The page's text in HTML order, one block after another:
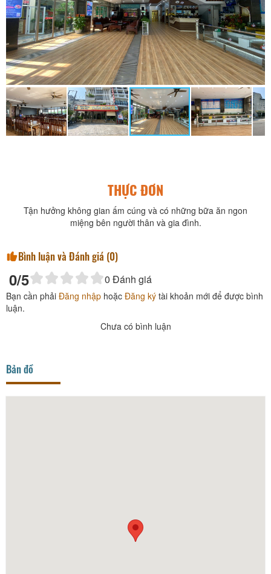
THỰC ĐƠN
Tận hưởng không gian ấm cúng và có những bữa ăn ngon
miệng bên người thân và gia đình.
Bình luận và Đánh giá (0)
0/5 0 Đánh giá
Bạn cần phải Đăng nhập hoặc Đăng ký tài khoản mới để được bình
luận.
Chưa có bình luận
Bản đồ